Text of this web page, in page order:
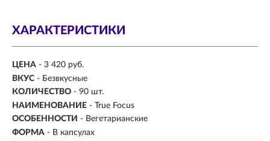
ХАРАКТЕРИСТИКИ
ЦЕНА - 3 420 руб.
ВКУС - Безвкусные
КОЛИЧЕСТВО - 90 шт.
НАИМЕНОВАНИЕ - True Focus
ОСОБЕННОСТИ - Вегетарианские
ФОРМА - В капсулах